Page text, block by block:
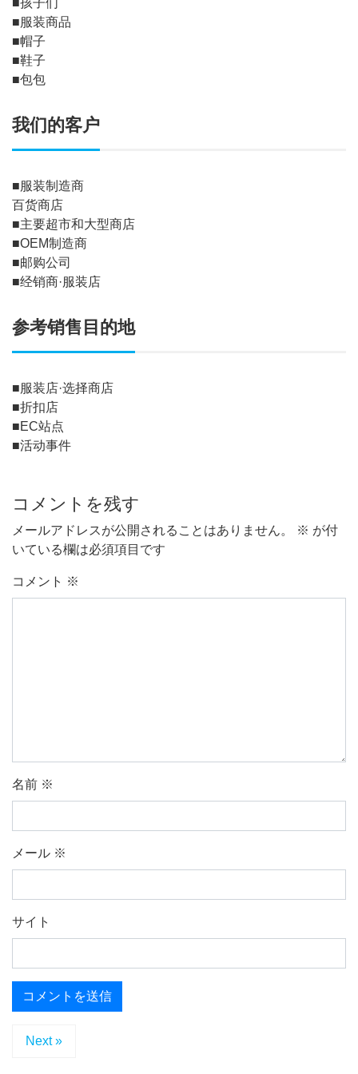
■孩子们
■服装商品
■帽子
■鞋子
■包包
我们的客户
■服装制造商
百货商店
■主要超市和大型商店
■OEM制造商
■邮购公司
■经销商·服装店
参考销售目的地
■服装店·选择商店
■折扣店
■EC站点
■活动事件
コメントを残す
メールアドレスが公開されることはありません。 ※ が付
いている欄は必須項目です
コメント ※
名前 ※
メール ※
サイト
Next »